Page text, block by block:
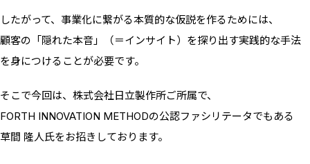
したがって、事業化に繋がる本質的な仮説を作るためには、
顧客の「隠れた本音」（＝インサイト）を探り出す実践的な手法
を身につけることが必要です。
そこで今回は、株式会社日立製作所ご所属で、
FORTH INNOVATION METHODの公認ファシリテータでもある
草間 隆人氏をお招きしております。